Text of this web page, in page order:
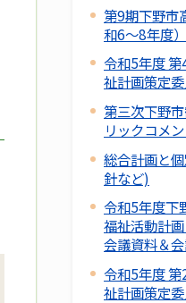
第9期下野市
和6～8年度）
令和5年度
祉計画策定
第三次下野
リックコメ
総合計画と
針など)
令和5年度下
福祉活動計画
会議資料＆
令和5年度
祉計画策定